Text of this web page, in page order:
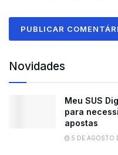
Novidades
Meu SUS
para
apostas
5 DE AGOSTO